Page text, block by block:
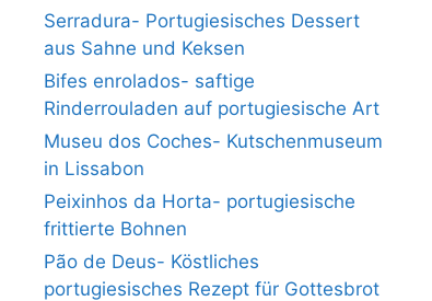
Serradura- Portugiesisches Dessert
aus Sahne und Keksen
Bifes enrolados- saftige
Rinderrouladen auf portugiesische Art
Museu dos Coches- Kutschenmuseum
in Lissabon
Peixinhos da Horta- portugiesische
frittierte Bohnen
Pão de Deus- Köstliches
portugiesisches Rezept für Gottesbrot